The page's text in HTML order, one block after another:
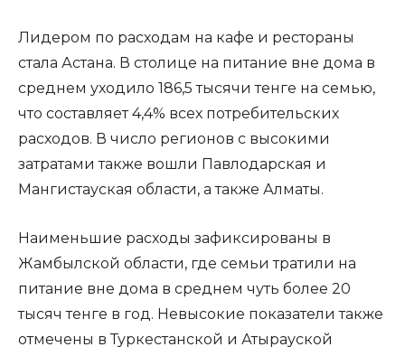
Лидером по расходам на кафе и рестораны
стала Астана. В столице на питание вне дома в
среднем уходило 186,5 тысячи тенге на семью,
что составляет 4,4% всех потребительских
расходов. В число регионов с высокими
затратами также вошли Павлодарская и
Мангистауская области, а также Алматы.
Наименьшие расходы зафиксированы в
Жамбылской области, где семьи тратили на
питание вне дома в среднем чуть более 20
тысяч тенге в год. Невысокие показатели также
отмечены в Туркестанской и Атырауской